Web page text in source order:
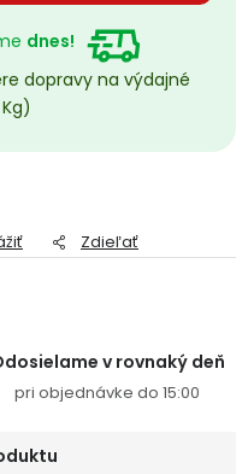
dnes!
dopravy na výdajné
Zdieľať
v rovnaký deň
pri objednávke do 15:00